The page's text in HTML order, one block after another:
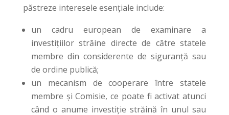
păstreze interesele esențiale include:
un cadru european de examinare a
investițiilor străine directe de către statele
membre din considerente de siguranță sau
de ordine publică;
un mecanism de cooperare între statele
membre și Comisie, ce poate fi activat atunci
când o anume investiție străină în unul sau